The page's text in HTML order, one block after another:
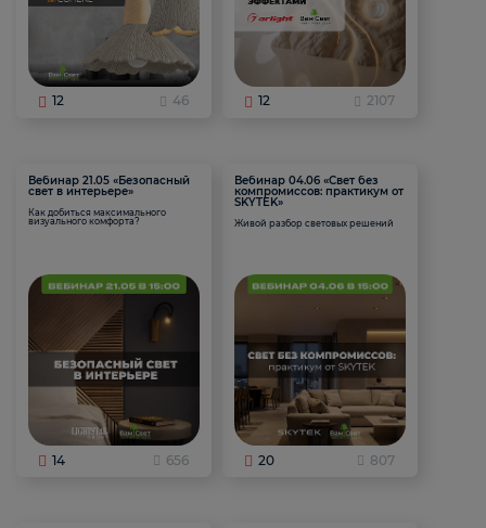
12 46 12 2107
Вебинар 21.05 «Безопасный
свет в интерьере»
Как добиться максимального
визуального комфорта?
14 656
Вебинар 04.06 «Свет без
компромиссов: практикум от
SKYTEK»
Живой разбор световых решений
20 807